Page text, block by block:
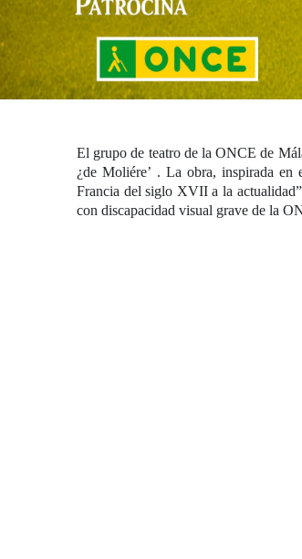
El grupo de teatro de laONCE de
¿de Moliére’ . La obra, inspirada en
Francia del siglo XVII a la
con discapacidad visual grave de la